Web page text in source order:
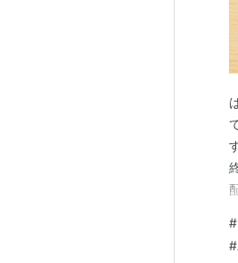
#
#